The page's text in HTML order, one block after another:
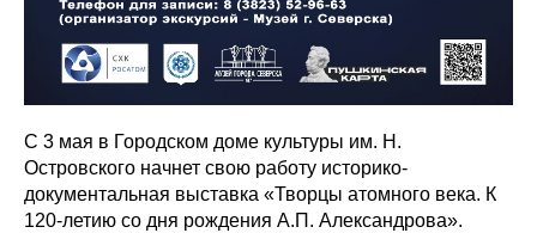
С 3 мая в Городском доме культуры им. Н.
Островского начнет свою работу историко-
документальная выставка «Творцы атомного века. К
120-летию со дня рождения А.П. Александрова».